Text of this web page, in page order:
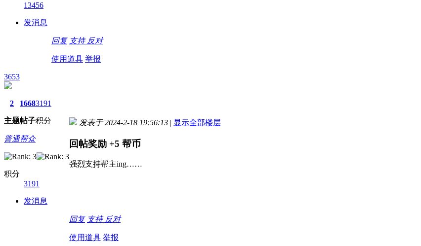
13456
发消息
回复 支持 反对
使用道具 举报
3653
2
主题
1668
帖子
3191
积分
普通帮众
积分
3191
发消息
发表于 2024-2-18 19:56:13 | 显示全部楼层
回帖奖励 +5 帮币
强烈支持帮主ing……
回复 支持 反对
使用道具 举报